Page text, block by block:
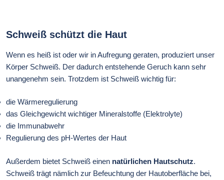
Schweiß schützt die Haut
Wenn es heiß ist oder wir in Aufregung geraten, produziert unser
Körper Schweiß. Der dadurch entstehende Geruch kann sehr
unangenehm sein. Trotzdem ist Schweiß wichtig für:
die Wärmeregulierung
das Gleichgewicht wichtiger Mineralstoffe (Elektrolyte)
die Immunabwehr
Regulierung des pH-Wertes der Haut
Außerdem bietet Schweiß einen natürlichen Hautschutz.
Schweiß trägt nämlich zur Befeuchtung der Hautoberfläche bei,